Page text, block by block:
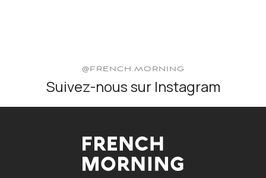
@FRENCH.MORNING
Suivez-nous sur Instagram